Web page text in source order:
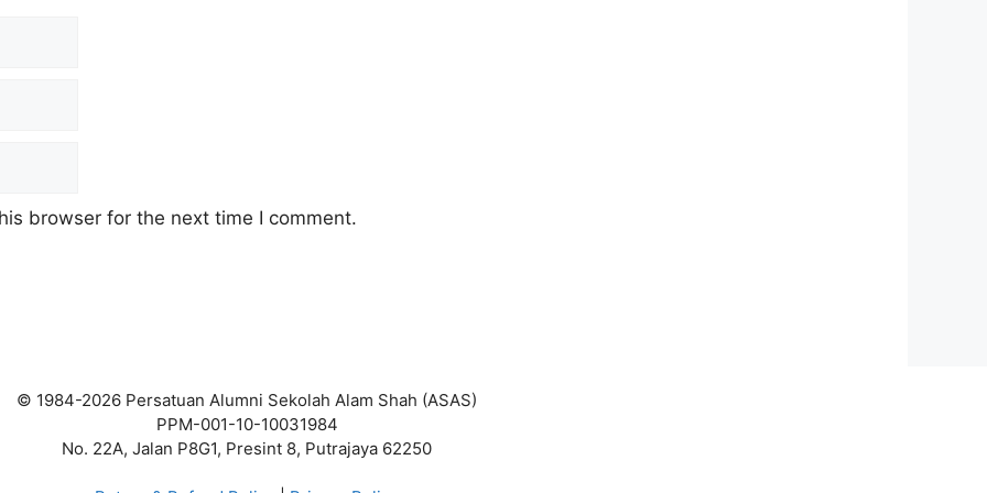
browser for the next time I comment.
© 1984-2026 Persatuan Alumni Sekolah Alam Shah (ASAS)
PPM-001-10-10031984
No. 22A, Jalan P8G1, Presint 8, Putrajaya 62250